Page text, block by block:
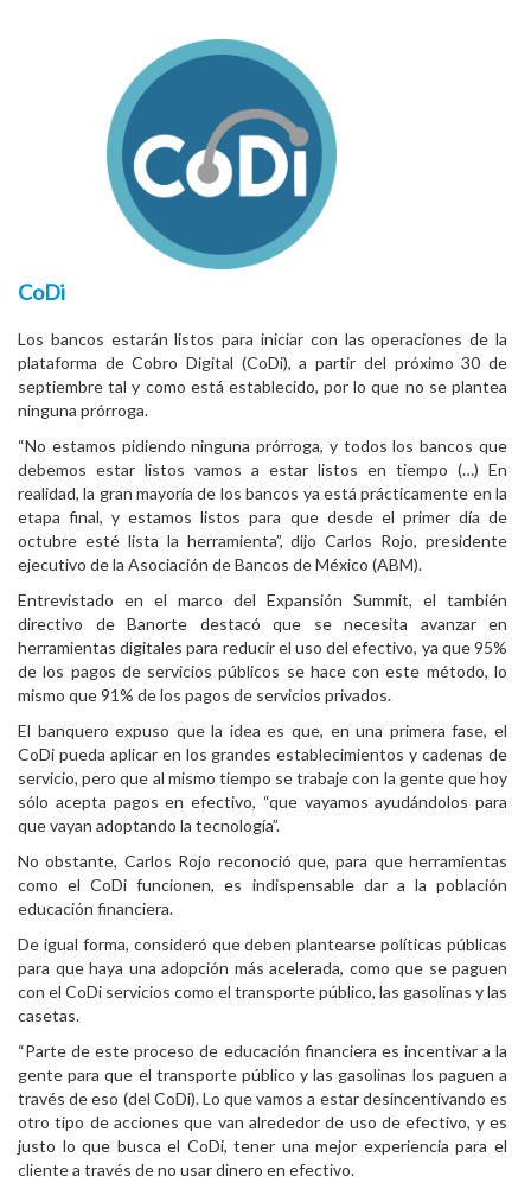
CoDi
Los bancos estarán listos para iniciar con las operaciones de la
plataforma de Cobro Digital (CoDi), a partir del próximo 30 de
septiembre tal y como está establecido, por lo que no se plantea
ninguna prórroga.
“No estamos pidiendo ninguna prórroga, y todos los bancos que
debemos estar listos vamos a estar listos en tiempo (…) En
realidad, la gran mayoría de los bancos ya está prácticamente en la
etapa final, y estamos listos para que desde el primer día de
octubre esté lista la herramienta”, dijo Carlos Rojo, presidente
ejecutivo de la Asociación de Bancos de México (ABM).
Entrevistado en el marco del Expansión Summit, el también
directivo de Banorte destacó que se necesita avanzar en
herramientas digitales para reducir el uso del efectivo, ya que 95%
de los pagos de servicios públicos se hace con este método, lo
mismo que 91% de los pagos de servicios privados.
El banquero expuso que la idea es que, en una primera fase, el
CoDi pueda aplicar en los grandes establecimientos y cadenas de
servicio, pero que al mismo tiempo se trabaje con la gente que hoy
sólo acepta pagos en efectivo, “que vayamos ayudándolos para
que vayan adoptando la tecnología”.
No obstante, Carlos Rojo reconoció que, para que herramientas
como el CoDi funcionen, es indispensable dar a la población
educación financiera.
De igual forma, consideró que deben plantearse políticas públicas
para que haya una adopción más acelerada, como que se paguen
con el CoDi servicios como el transporte público, las gasolinas y las
casetas.
“Parte de este proceso de educación financiera es incentivar a la
gente para que el transporte público y las gasolinas los paguen a
través de eso (del CoDi). Lo que vamos a estar desincentivando es
otro tipo de acciones que van alrededor de uso de efectivo, y es
justo lo que busca el CoDi, tener una mejor experiencia para el
cliente a través de no usar dinero en efectivo.